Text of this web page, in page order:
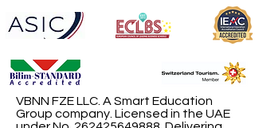
and diplomas are issued by the licensed
institutions within our group.